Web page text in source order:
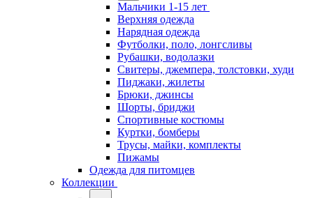
Мальчики 1-15 лет
Верхняя одежда
Нарядная одежда
Футболки, поло, лонгсливы
Рубашки, водолазки
Свитеры, джемпера, толстовки, худи
Пиджаки, жилеты
Брюки, джинсы
Шорты, бриджи
Спортивные костюмы
Куртки, бомберы
Трусы, майки, комплекты
Пижамы
Одежда для питомцев
Коллекции